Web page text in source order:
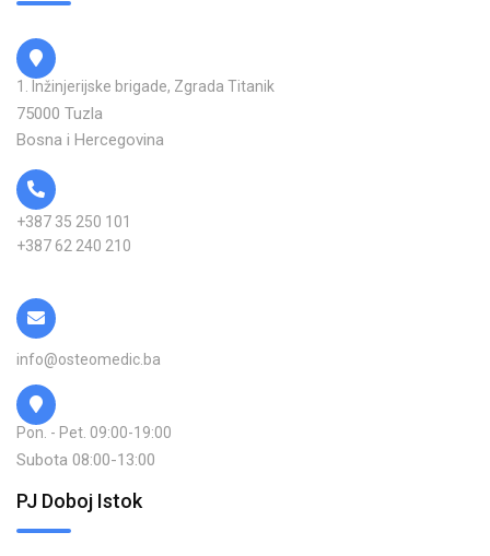
1. Inžinjerijske brigade, Zgrada Titanik
75000 Tuzla
Bosna i Hercegovina
+387 35 250 101
+387 62 240 210
info@osteomedic.ba
Pon. - Pet. 09:00-19:00
Subota 08:00-13:00
PJ Doboj Istok